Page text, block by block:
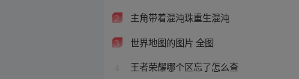
2 主角带着混沌珠重生混沌
3 世界地图的图片 全图
4 王者荣耀哪个区忘了怎么查